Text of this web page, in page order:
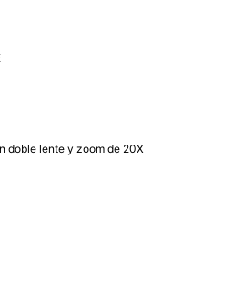
doble lente y zoom de 20X